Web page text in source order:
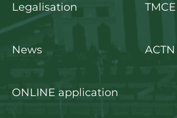
Legalisation
News
ONLINE application
ACTN